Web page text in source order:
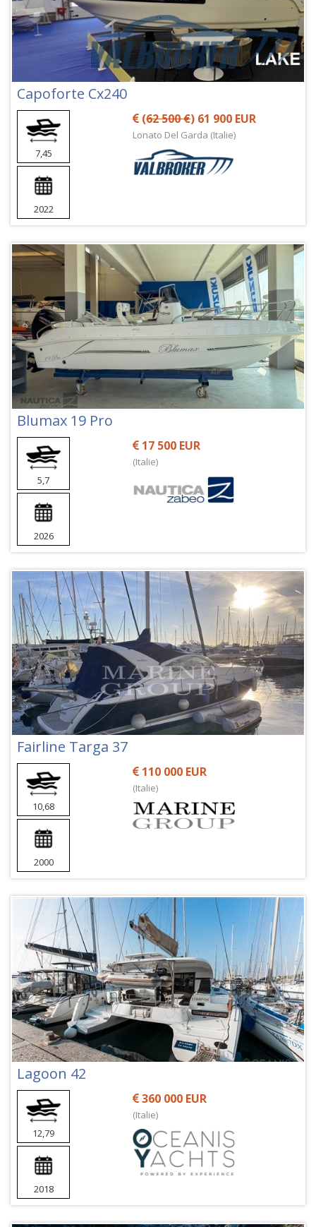
Capoforte Cx240
7,45
2022
(62 500 €) 61 900 EUR
Lonato Del Garda (Italie)
Blumax 19 Pro
5,7
2026
17 500 EUR
(Italie)
Fairline Targa 37
10,68
2000
110 000 EUR
(Italie)
Lagoon 42
12,79
2018
360 000 EUR
(Italie)